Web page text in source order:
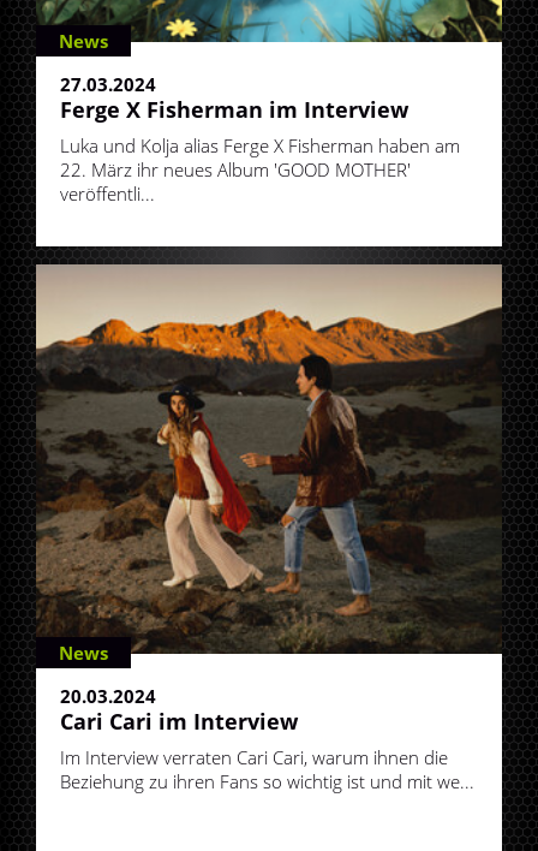
News
27.03.2024
Ferge X Fisherman im Interview
Luka und Kolja alias Ferge X Fisherman haben am
22. März ihr neues Album 'GOOD MOTHER'
veröffentli...
News
20.03.2024
Cari Cari im Interview
Im Interview verraten Cari Cari, warum ihnen die
Beziehung zu ihren Fans so wichtig ist und mit we...